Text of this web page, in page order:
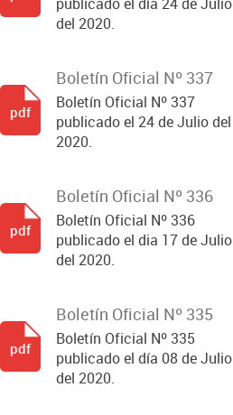
del 2020.
Boletín Oficial Nº 337
Boletín Oficial Nº 337
publicado el 24 de Julio del
2020.
pdf
Boletín Oficial Nº 336
Boletín Oficial Nº 336
publicado el dia 17 de Julio
del 2020.
pdf
Boletín Oficial Nº 335
Boletín Oficial Nº 335
publicado el día 08 de Julio
del 2020.
pdf